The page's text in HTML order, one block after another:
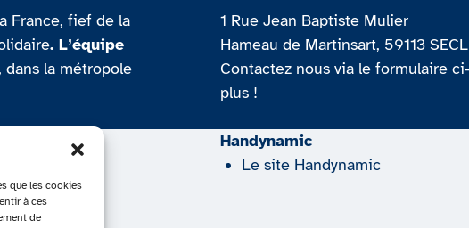
que les cookies
à ces
de
France, fief de la
. L’équipe
dans la métropole
1 Rue Jean Baptiste Mulier
Hameau de Martinsart, 59113
Contactez nous via le formulaire
plus !
véhicule
Handynamic
Le site Handynamic